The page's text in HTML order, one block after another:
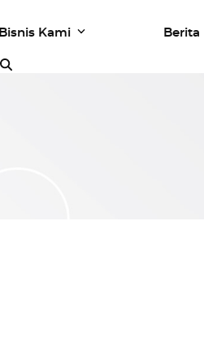
Bisnis Kami Berita